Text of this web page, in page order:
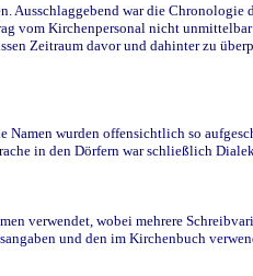
war die
vom Kirchenpersonal nicht
Zeitraum davor und dahinter zu
wurden offensichtlich so
in den Dörfern war schließlich
verwendet, wobei mehrere
und den im Kirchenbuch